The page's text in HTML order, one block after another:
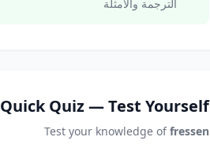
الترجمة والأمثلة
Quick Quiz — Test Yourself
Test your knowledge offressen